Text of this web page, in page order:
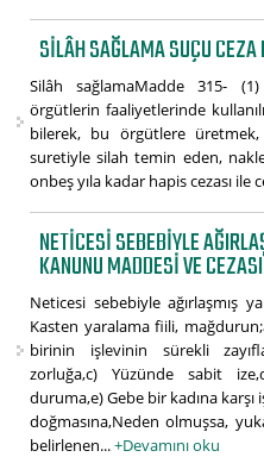
SILÂH SAĞLAMA SUÇU
Silâh sağlamaMadde 315-
örgütlerin faaliyetlerinde
bilerek, bu örgütlere
suretiyle silah temin eden,
onbeş yıla kadar hapis cezası ile
NETICESI SEBEBIYLE
KANUNU MADDESI VE CEZASI
Neticesi sebebiyle ağırlaşmış
Kasten yaralama fiili,
birinin işlevinin sürekli
zorluğa,c) Yüzünde sabit
duruma,e) Gebe bir kadına
doğmasına,Neden olmuşsa,
belirlenen...+Devamını oku